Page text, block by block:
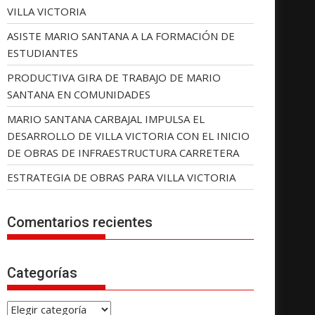
VILLA VICTORIA
ASISTE MARIO SANTANA A LA FORMACIÓN DE
ESTUDIANTES
PRODUCTIVA GIRA DE TRABAJO DE MARIO
SANTANA EN COMUNIDADES
MARIO SANTANA CARBAJAL IMPULSA EL
DESARROLLO DE VILLA VICTORIA CON EL INICIO
DE OBRAS DE INFRAESTRUCTURA CARRETERA
ESTRATEGIA DE OBRAS PARA VILLA VICTORIA
Comentarios recientes
Categorías
C